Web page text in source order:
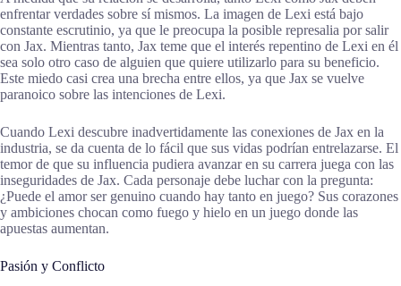
enfrentar verdades sobre sí mismos. La imagen de Lexi está bajo
constante escrutinio, ya que le preocupa la posible represalia por salir
con Jax. Mientras tanto, Jax teme que el interés repentino de Lexi en él
sea solo otro caso de alguien que quiere utilizarlo para su beneficio.
Este miedo casi crea una brecha entre ellos, ya que Jax se vuelve
paranoico sobre las intenciones de Lexi.
Cuando Lexi descubre inadvertidamente las conexiones de Jax en la
industria, se da cuenta de lo fácil que sus vidas podrían entrelazarse. El
temor de que su influencia pudiera avanzar en su carrera juega con las
inseguridades de Jax. Cada personaje debe luchar con la pregunta:
¿Puede el amor ser genuino cuando hay tanto en juego? Sus corazones
y ambiciones chocan como fuego y hielo en un juego donde las
apuestas aumentan.
Pasión y Conflicto